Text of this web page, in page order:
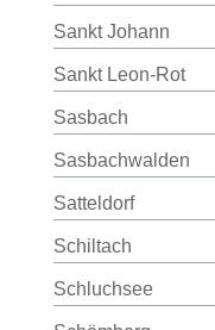
Sankt Johann
Sankt Leon-Rot
Sasbach
Sasbachwalden
Satteldorf
Schiltach
Schluchsee